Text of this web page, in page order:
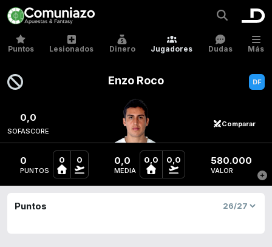
Puntos Lesionados Dinero Jugadores Dudas Más
Enzo Roco
Comparar
0,0
SOFASCORE
0
PUNTOS
0 0 0,0
MEDIA
0,0 0,0 580.000
VALOR
Puntos